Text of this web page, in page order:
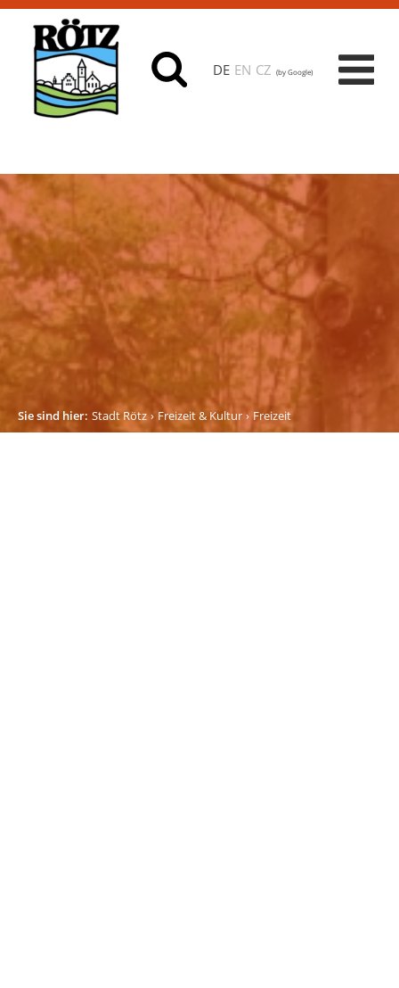
DE EN CZ (by Google)
Sie sind hier: Stadt Rötz Freizeit & Kultur Freizeit